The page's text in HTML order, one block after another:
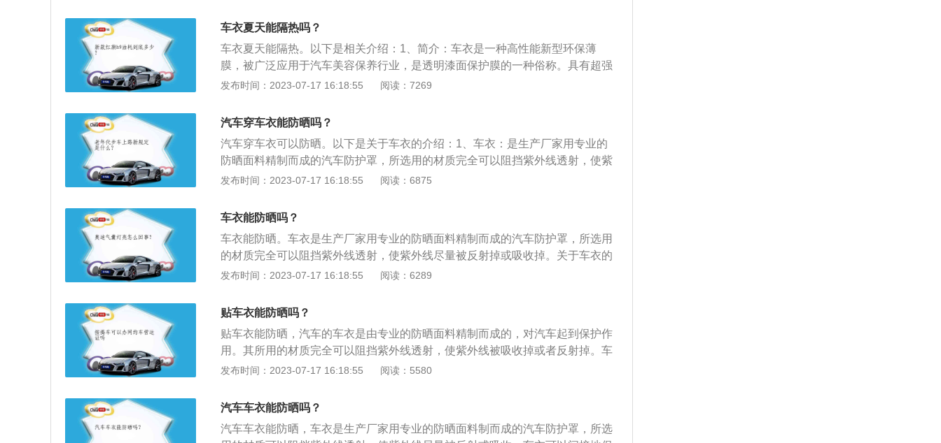
停放的汽车抵挡紫外线辐射、太阳直射、酸雨、鸟粪、风沙、动物利爪的损害。
防脏，防灰，防水，雨，雪。抵抗紫外线对车漆内饰等的损害。
车衣夏天能隔热吗？
车衣夏天能隔热。以下是相关介绍：1、简介：车衣是一种高性能新型环保薄
膜，被广泛应用于汽车美容保养行业，是透明漆面保护膜的一种俗称。具有超强
的韧性，装贴后可使汽车漆面与空气隔绝，持久保护漆面。2、车衣的优点：第
就是抗黄变性能保持3年以上，而抗老化性能达到5年以上。第三就是与原车融为
一体，不影响车漆本色，能够提升20%的光泽度。
发布时间：2023-07-17 16:18:55 阅读：7269
汽车穿车衣能防晒吗？
汽车穿车衣可以防晒。以下是关于车衣的介绍：1、车衣：是生产厂家用专业的
防晒面料精制而成的汽车防护罩，所选用的材质完全可以阻挡紫外线透射，使紫
外线尽量被反射掉或吸收掉。2、车衣的主要作用是：给车辆防灰尘、防暴晒、
气不好的情况，比如暴雨和风沙天气，把车衣给车辆盖上，能有效防止恶劣天气
对车漆的腐蚀。3、车衣可以：有效防止汽车内饰老化。注意：在盖车衣的时
候，最好等车辆完全冷却的时候，再进行操作。
发布时间：2023-07-17 16:18:55 阅读：6875
车衣能防晒吗？
车衣能防晒。车衣是生产厂家用专业的防晒面料精制而成的汽车防护罩，所选用
的材质完全可以阻挡紫外线透射，使紫外线尽量被反射掉或吸收掉。关于车衣的
更多作用如下：1、车衣可以有效防止汽车内饰老化。在夏天，汽车室内温度可
较能够接受的温度。2、车衣可以因温度得到控制进而提升汽车零部件的使用寿
命。车衣可以保护车漆、保护雨刷器、保护空调、保护发动机等汽车配件。
发布时间：2023-07-17 16:18:55 阅读：6289
贴车衣能防晒吗？
贴车衣能防晒，汽车的车衣是由专业的防晒面料精制而成的，对汽车起到保护作
用。其所用的材质完全可以阻挡紫外线透射，使紫外线被吸收掉或者反射掉。车
衣的作用：1、车衣可以保护车漆，防止鸟粪、酸雨等腐蚀物质对车漆的伤害，
伤害；3、使用车衣还可以避免内饰老化，夏天长时间将车停在户外，车内温度
基本能达到60度到70多度，汽车内饰在这样的高温下会影响其使用质量，缩短使
用寿命，使用车后车内温度在三十度到四十度左右。
发布时间：2023-07-17 16:18:55 阅读：5580
汽车车衣能防晒吗？
汽车车衣能防晒，车衣是生产厂家用专业的防晒面料制而成的汽车防护罩，所选